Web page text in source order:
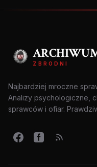
ZBRODNI
Najbardziej mroczne
Analizy psychologiczne,
sprawców i ofiar.